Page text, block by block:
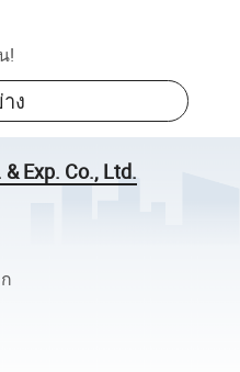
!
ง
Exp. Co., Ltd.